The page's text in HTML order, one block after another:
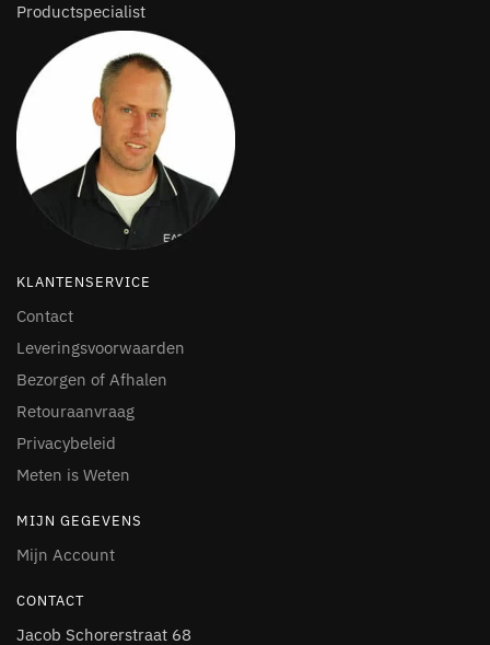
Productspecialist
KLANTENSERVICE
Contact
Leveringsvoorwaarden
Bezorgen of Afhalen
Retouraanvraag
Privacybeleid
Meten is Weten
MIJN GEGEVENS
Mijn Account
CONTACT
Jacob Schorerstraat 68